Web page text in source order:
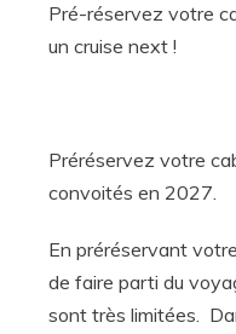
Pré-réservez votre
un cruise next !
Préréservez votre
convoités en 2027.
En préréservant
de faire parti du
sont très limitées.